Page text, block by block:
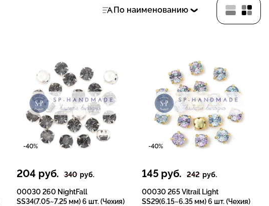
По наименованию
-40%
204 руб. 340 руб.
00030 260 NightFall
SS34(7.05~7.25 мм) 6 шт. (Чехия)
-40%
145 руб. 242 руб.
00030 265 Vitrail Light
SS29(6.15~6.35 мм) 6 шт. (Чехия)